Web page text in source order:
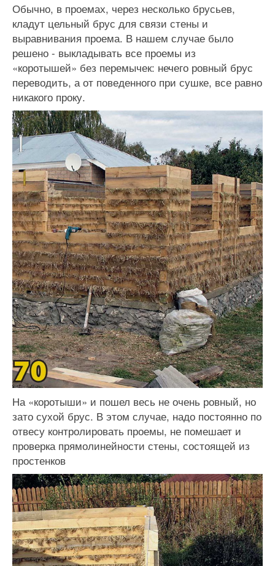
Обычно, в проемах, через несколько брусьев,
кладут цельный брус для связи стены и
выравнивания проема. В нашем случае было
решено - выкладывать все проемы из
«коротышей» без перемычек: нечего ровный брус
переводить, а от поведенного при сушке, все равно
никакого проку.
На «коротыши» и пошел весь не очень ровный, но
зато сухой брус. В этом случае, надо постоянно по
отвесу контролировать проемы, не помешает и
проверка прямолинейности стены, состоящей из
простенков